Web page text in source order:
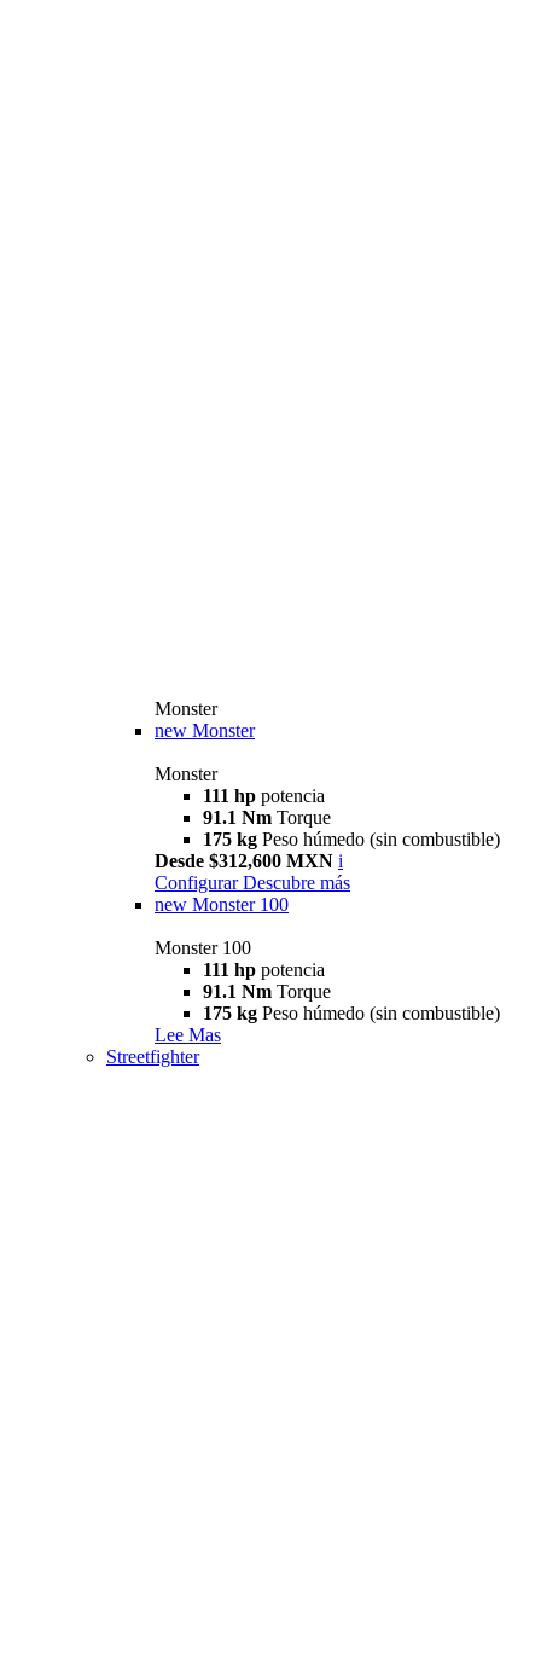
Monster
new Monster
Monster
111 hp potencia
91.1 Nm Torque
175 kg Peso húmedo (sin combustible)
Desde $312,600 MXN i
Configurar Descubre más
new Monster 100
Monster 100
111 hp potencia
91.1 Nm Torque
175 kg Peso húmedo (sin combustible)
Lee Mas
Streetfighter